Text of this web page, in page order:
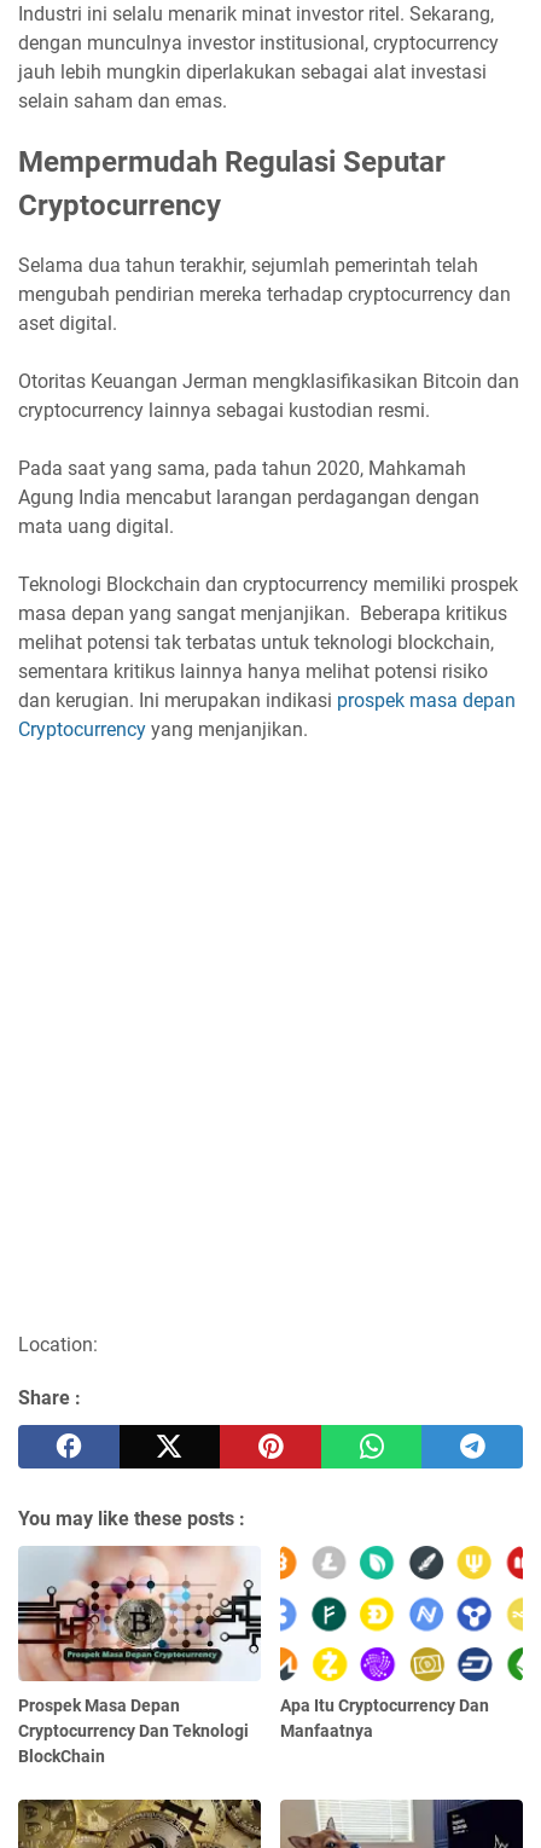
Industri ini selalu menarik minat investor ritel. Sekarang,
dengan munculnya investor institusional, cryptocurrency
jauh lebih mungkin diperlakukan sebagai alat investasi
selain saham dan emas.
Mempermudah Regulasi Seputar
Cryptocurrency
Selama dua tahun terakhir, sejumlah pemerintah telah
mengubah pendirian mereka terhadap cryptocurrency dan
aset digital.
Otoritas Keuangan Jerman mengklasifikasikan Bitcoin dan
cryptocurrency lainnya sebagai kustodian resmi.
Pada saat yang sama, pada tahun 2020, Mahkamah
Agung India mencabut larangan perdagangan dengan
mata uang digital.
Teknologi Blockchain dan cryptocurrency memiliki prospek
masa depan yang sangat menjanjikan. Beberapa kritikus
melihat potensi tak terbatas untuk teknologi blockchain,
sementara kritikus lainnya hanya melihat potensi risiko
dan kerugian. Ini merupakan indikasi prospek masa depan
Cryptocurrency yang menjanjikan.
Location:
Share :
You may like these posts :
Prospek Masa Depan
Cryptocurrency Dan Teknologi
BlockChain
Apa Itu Cryptocurrency Dan
Manfaatnya